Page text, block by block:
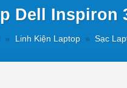
Dell Inspiron
» Linh Kiện Laptop » Sạc